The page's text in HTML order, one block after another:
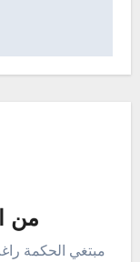
من
مبتغي الحكمة